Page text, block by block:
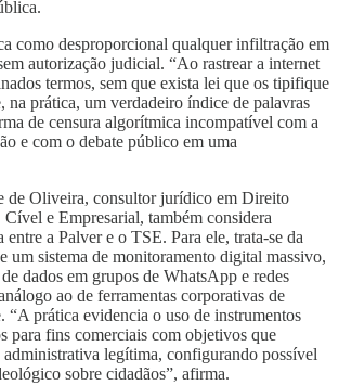
como desproporcional qualquer infiltração em
autorização judicial. “Ao rastrear a internet
termos, sem que exista lei que os tipifique
na prática, um verdadeiro índice de palavras
de censura algorítmica incompatível com a
e com o debate público em uma
de Oliveira, consultor jurídico em Direito
e Empresarial, também considera
entre a Palver e o TSE. Para ele, trata-se da
um sistema de monitoramento digital massivo,
dados em grupos de WhatsApp e redes
ao de ferramentas corporativas de
“A prática evidencia o uso de instrumentos
para fins comerciais com objetivos que
legítima, configurando possível
sobre cidadãos”, afirma.